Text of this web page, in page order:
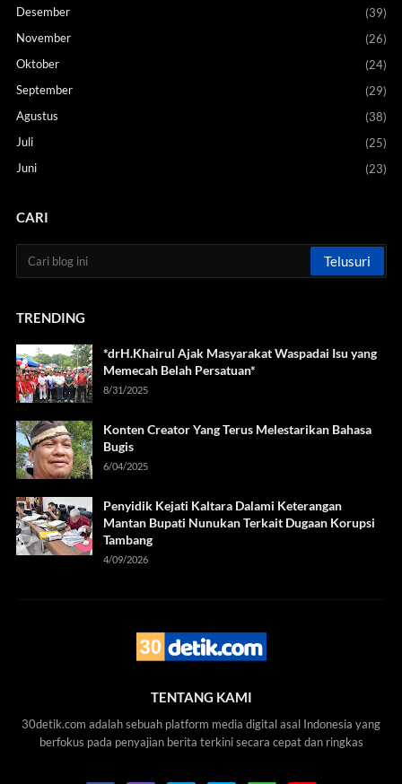
Desember
(39)
November
(26)
Oktober
(24)
September
(29)
Agustus
(38)
Juli
(25)
Juni
(23)
CARI
TRENDING
*drH.Khairul Ajak Masyarakat Waspadai Isu yang
Memecah Belah Persatuan*
8/31/2025
Konten Creator Yang Terus Melestarikan Bahasa
Bugis
6/04/2025
Penyidik Kejati Kaltara Dalami Keterangan
Mantan Bupati Nunukan Terkait Dugaan Korupsi
Tambang
4/09/2026
TENTANG KAMI
30detik.com adalah sebuah platform media digital asal Indonesia yang
berfokus pada penyajian berita terkini secara cepat dan ringkas